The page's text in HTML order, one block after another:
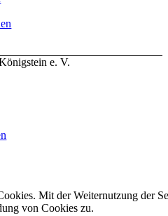
e. V.
Mit der Weiternutzung der
von Cookies zu.